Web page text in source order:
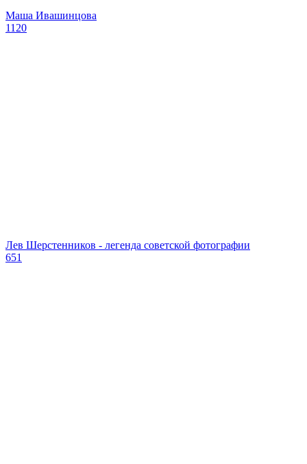
Маша Ивашинцова
1120
Лев Шерстенников - легенда советской фотографии
651